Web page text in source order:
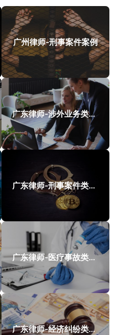
广州律师-刑事案件案例
广东律师-涉外业务类案件案例
广东律师-刑事案件类案例
广东律师-医疗事故类案件案例
广东律师-经济纠纷类案件案例